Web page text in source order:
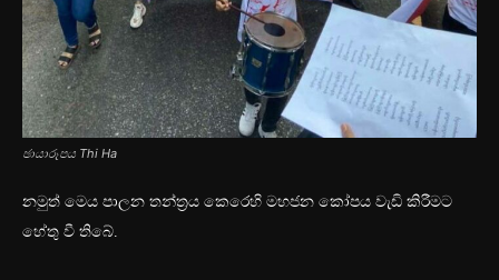
ඡායාරූපය Thi Ha
නමුත් මෙය පාලන තන්ත්‍රය කෙරෙහි මහජන කෝපය වැඩි කිරීමට
හේතු වී තිබේ.